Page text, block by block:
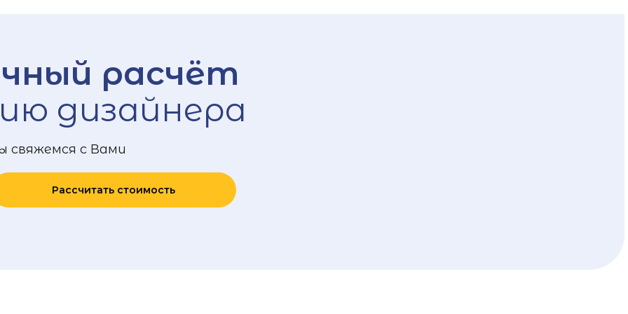
расчёт
дизайнера
свяжемся с Вами
Рассчитать стоимость